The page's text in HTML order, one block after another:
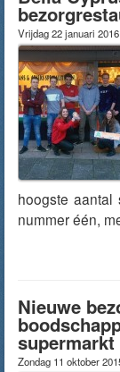
Vrijdag 22 januari 2016
hoogste aantal
nummer één,
Nieuwe
supermarkt
Zondag 11 oktober